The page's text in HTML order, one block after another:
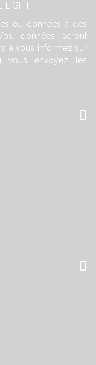
LIGHT
ou données à des
données seront
à vous informez sur
vous envoyez les